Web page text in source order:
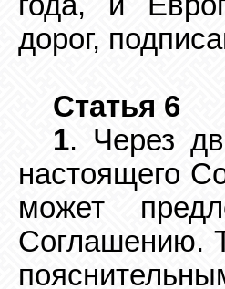
дорог,
Статья 6
1. Через
настоящего
может
Соглашению.